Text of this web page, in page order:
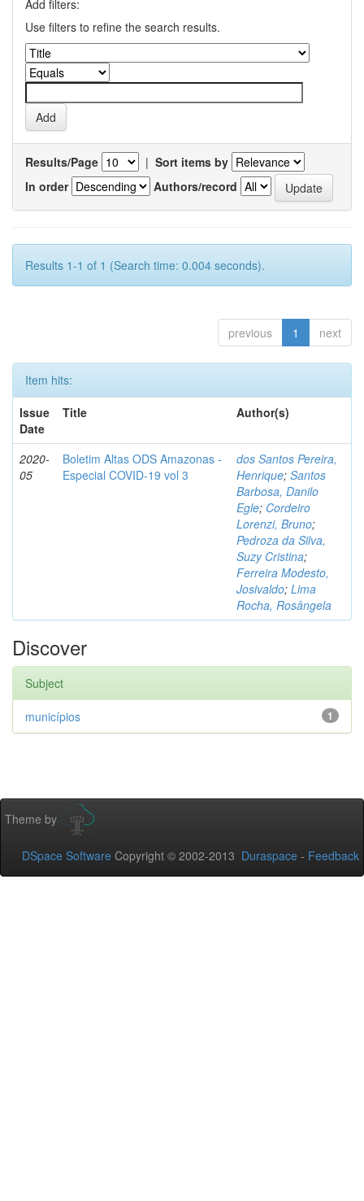
Add filters:
Use filters to refine the search results.
Results/Page | Sort items by
In order
Authors/record
Results 1-1 of 1 (Search time: 0.004 seconds).
previous 1 next
Item hits:
Issue
Date
Title Author(s)
2020-
05
Boletim Altas ODS Amazonas -
Especial COVID-19 vol 3
dos Santos Pereira,
Henrique; Santos
Barbosa, Danilo
Egle; Cordeiro
Lorenzi, Bruno;
Pedroza da Silva,
Suzy Cristina;
Ferreira Modesto,
Josivaldo; Lima
Rocha, Rosângela
Discover
Subject
1
municípios
Theme by
DSpace Software Copyright © 2002-2013 Duraspace - Feedback